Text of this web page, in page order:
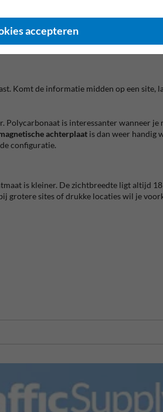
communicatie. Je kiest dit model
en het ventilatiesysteem maken
Komt de informatie midden op een site,
Polycarbonaat is interessanter wanneer
achterplaat is dan weer handig
configuratie.
is kleiner. De zichtbreedte ligt altijd
grotere sites of drukke locaties wil je
accepteren